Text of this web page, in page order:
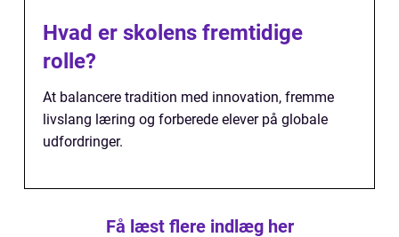
Hvad er skolens fremtidige
rolle?
At balancere tradition med innovation, fremme
livslang læring og forberede elever på globale
udfordringer.
Få læst flere indlæg her